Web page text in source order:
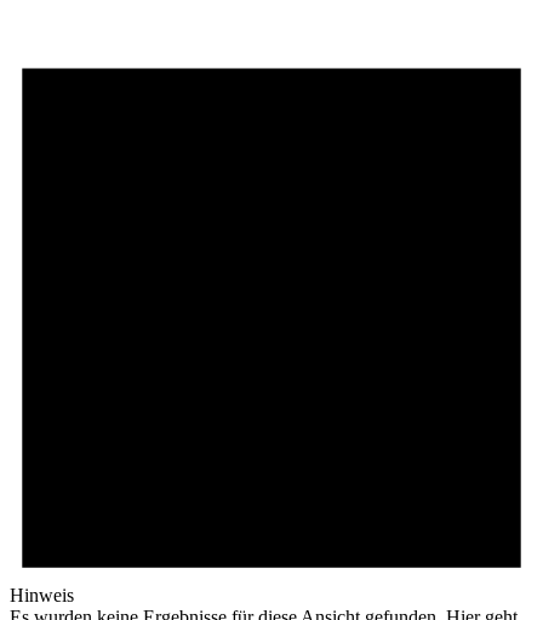
Hinweis